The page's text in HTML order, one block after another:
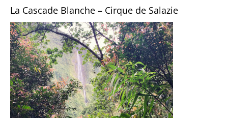
La Cascade Blanche – Cirque de Salazie